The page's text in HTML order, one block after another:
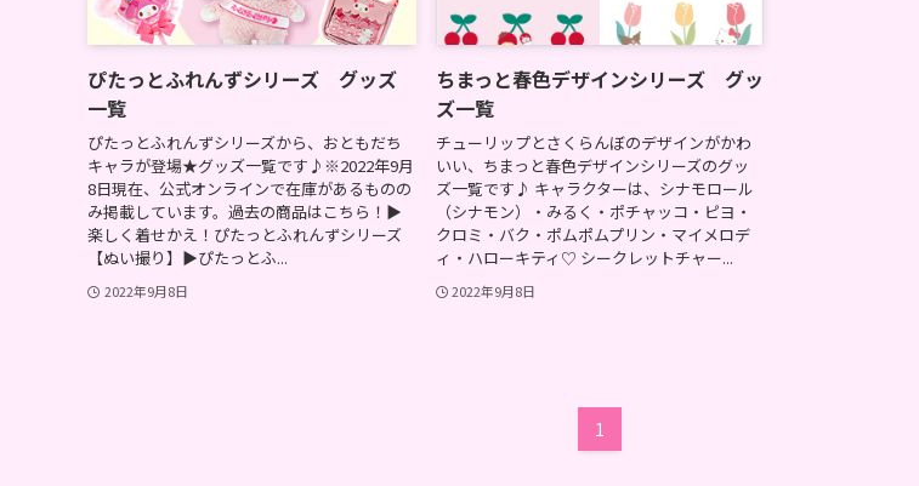
ぴたっとふれんずシリーズ グッズ
一覧
ぴたっとふれんずシリーズから、おともだち
キャラが登場★グッズ一覧です♪※2022年9月
8日現在、公式オンラインで在庫があるものの
み掲載しています。過去の商品はこちら！▶︎
楽しく着せかえ！ぴたっとふれんずシリーズ
【ぬい撮り】▶︎ぴたっとふ...
2022年9月8日
ちまっと春色デザインシリーズ グッ
ズ一覧
チューリップとさくらんぼのデザインがかわ
いい、ちまっと春色デザインシリーズのグッ
ズ一覧です♪ キャラクターは、シナモロール
（シナモン）・みるく・ポチャッコ・ピヨ・
クロミ・バク・ポムポムプリン・マイメロデ
ィ・ハローキティ♡ シークレットチャー...
2022年9月8日
1